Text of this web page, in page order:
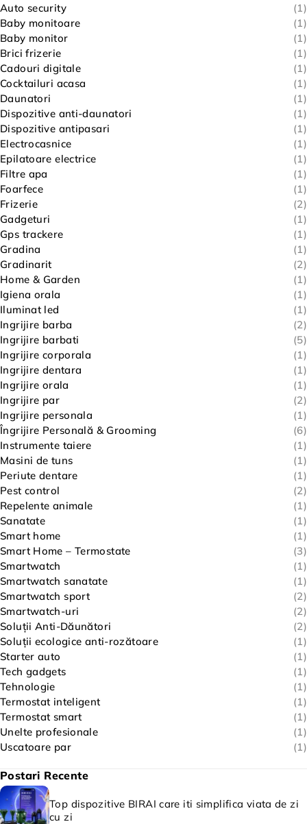
Auto security
(1)
Baby monitoare
(1)
Baby monitor
(1)
Brici frizerie
(1)
Cadouri digitale
(1)
Cocktailuri acasa
(1)
Daunatori
(1)
Dispozitive anti-daunatori
(1)
Dispozitive antipasari
(1)
Electrocasnice
(1)
Epilatoare electrice
(1)
Filtre apa
(1)
Foarfece
(1)
Frizerie
(2)
Gadgeturi
(1)
Gps trackere
(1)
Gradina
(1)
Gradinarit
(2)
Home & Garden
(1)
Igiena orala
(1)
Iluminat led
(1)
Ingrijire barba
(2)
Ingrijire barbati
(5)
Ingrijire corporala
(1)
Ingrijire dentara
(1)
Ingrijire orala
(1)
Ingrijire par
(2)
Ingrijire personala
(1)
Îngrijire Personală & Grooming
(6)
Instrumente taiere
(1)
Masini de tuns
(1)
Periute dentare
(1)
Pest control
(2)
Repelente animale
(1)
Sanatate
(1)
Smart home
(1)
Smart Home – Termostate
(3)
Smartwatch
(1)
Smartwatch sanatate
(1)
Smartwatch sport
(2)
Smartwatch-uri
(2)
Soluții Anti-Dăunători
(2)
Soluții ecologice anti-rozătoare
(1)
Starter auto
(1)
Tech gadgets
(1)
Tehnologie
(1)
Termostat inteligent
(1)
Termostat smart
(1)
Unelte profesionale
(1)
Uscatoare par
(1)
Postari Recente
Top dispozitive BIRAI care iti simplifica viata de zi
cu zi